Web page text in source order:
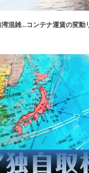
混雑…コンテナ運賃の変動